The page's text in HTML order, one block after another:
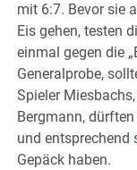
mit 6:7. Bevor sie
Eis gehen, testen
einmal gegen die
Generalprobe,
Spieler
Bergmann,
und entsprechend
Gepäck haben.